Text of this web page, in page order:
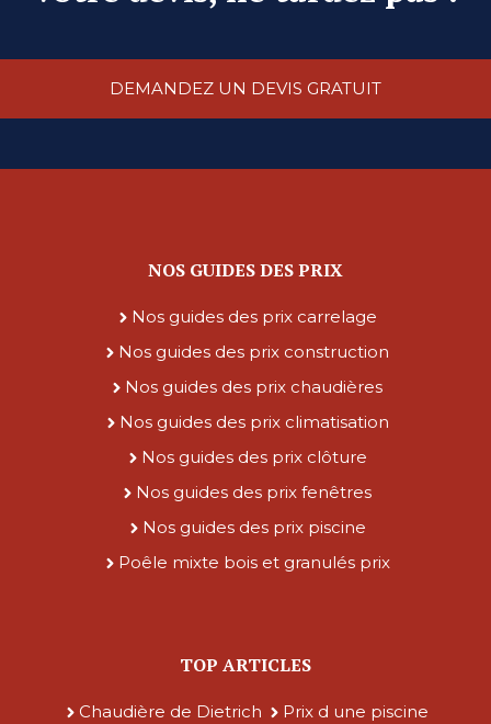
DEMANDEZ UN DEVIS GRATUIT
NOS GUIDES DES PRIX
Nos guides des prix carrelage
Nos guides des prix construction
Nos guides des prix chaudières
Nos guides des prix climatisation
Nos guides des prix clôture
Nos guides des prix fenêtres
Nos guides des prix piscine
Poêle mixte bois et granulés prix
TOP ARTICLES
Chaudière de Dietrich
Prix d une piscine